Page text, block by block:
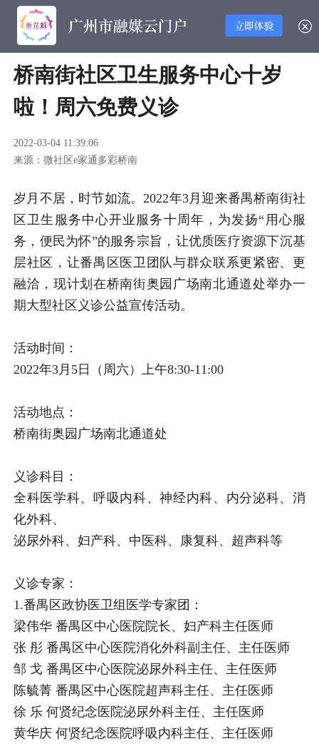
桥南街社区卫生服务中心十岁
啦！周六免费义诊
2022-03-04 11:39:06
来源：微社区e家通多彩桥南
岁月不居，时节如流。2022年3月迎来番禺桥南街社
区卫生服务中心开业服务十周年，为发扬“用心服
务，便民为怀”的服务宗旨，让优质医疗资源下沉基
层社区，让番禺区医卫团队与群众联系更紧密、更
融洽，现计划在桥南街奥园广场南北通道处举办一
期大型社区义诊公益宣传活动。
活动时间：
2022年3月5日（周六）上午8:30-11:00
活动地点：
桥南街奥园广场南北通道处
义诊科目：
全科医学科、呼吸内科、神经内科、内分泌科、消
化外科、
泌尿外科、妇产科、中医科、康复科、超声科等
义诊专家：
1.番禺区政协医卫组医学专家团：
梁伟华 番禺区中心医院院长、妇产科主任医师
张 彤 番禺区中心医院消化外科副主任、主任医师
邹 戈 番禺区中心医院泌尿外科主任、主任医师
陈毓菁 番禺区中心医院超声科主任、主任医师
徐 乐 何贤纪念医院泌尿外科主任、主任医师
黄华庆 何贤纪念医院呼吸内科主任、主任医师